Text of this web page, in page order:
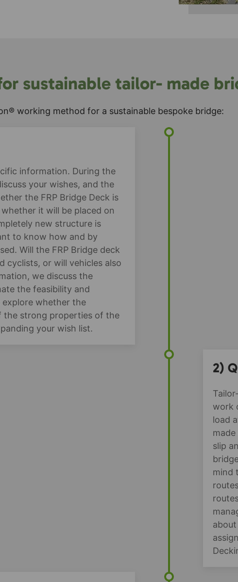
sustainable tailor- made
working method for a sustainable bespoke bridge:
information. During the
your wishes, and the
the FRP Bridge Deck is
it will be placed on
new structure is
to know how and by
Will the FRP Bridge deck
cyclists, or will vehicles also
we discuss the
the feasibility and
whether the
the strong properties of the
your wish list.
2)
work
load
slip
mind